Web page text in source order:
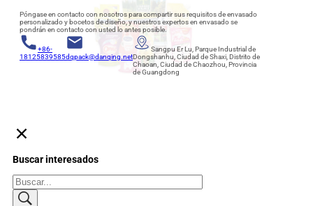
Póngase en contacto con nosotros para compartir sus requisitos de envasado
personalizado y bocetos de diseño, y nuestros expertos en envasado se
pondrán en contacto con usted lo antes posible.
+86-
18125839585dqpack@danqing.net
Sangpu Er Lu, Parque Industrial de
Dongshanhu, Ciudad de Shaxi, Distrito de
Chaoan, Ciudad de Chaozhou, Provincia
de Guangdong
Buscar interesados
Buscar